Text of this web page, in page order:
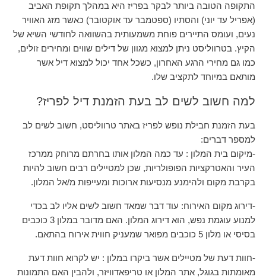
התקופה הטובה ביותר לבקר בפריז היא במהלך תקופת האביב
(אפריל עד יוני) והסתיו (ספטמבר עד אוקטובר) כאשר מזג האוויר
נעים, ועומס התיירים פוחת משמעותית בהשוואה לחודשי השיא של
הקיץ. בטרווליסט ניתן למצוא מגוון של דילים שווים ומחירים זולים,
כמו גם מחירי הרגע האחרון, כשכל אחד יכול למצוא דיל אשר
מותאם במיוחד לתקציב שלו.
למה חשוב לשים לב בעת הזמנת דיל לפריז?
בעת הזמנת חבילת נופש לפריז באתר טרווליסט, חשוב לשים לב
למספר דברים:
-מיקום בית המלון : עד כמה המלון אותו בחרתם מרוחק ממרכז
העיר והאטרקציות הפופולריות, שכן למטיילים רבים חשוב להיות
בקרבת מקום ולהימנע מנסיעות ארוכות ומעייפות מ/אל המלון.
-דירוג מקום האירוח: עוד דבר שמאד חשוב לשים אליו לב בכדי
למנוע עוגמת נפש, הוא דירוג המלון. האם מדובר במלון 3 כוכבים
בסיסי או מלון 5 כוכבים מפואר שמעניק חווית אירוח בהתאם.
-חוות דעת של מטיילים אשר ביקרו במלון : יש לקרוא חוות דעת
מאומתות בגוגל, אתר המלון או טריפאדוויזר, ולהבין האם התמונות